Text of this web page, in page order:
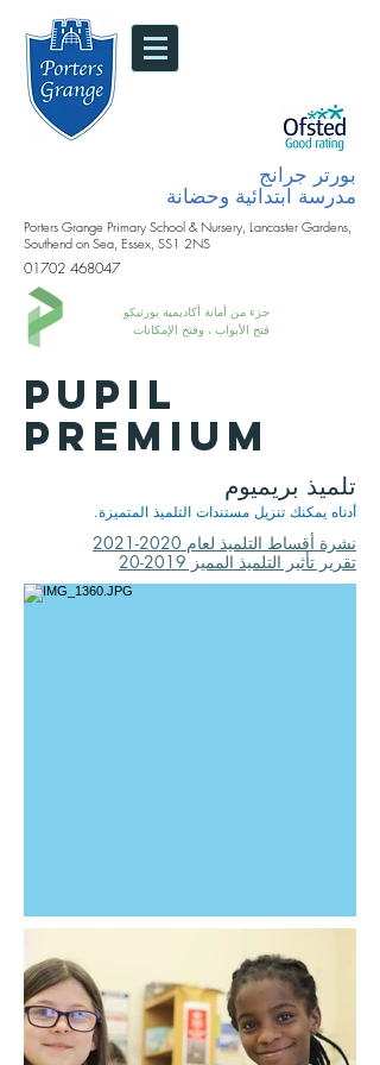
بورتر جرانج
مدرسة ابتدائية وحضانة
Porters Grange Primary School & Nursery, Lancaster Gardens,
Southend on Sea, Essex, SS1 2NS
01702 468047
جزء من أمانة أكاديمية بورتيكو.
فتح الأبواب ، وفتح الإمكانات
Pupil
premium
تلميذ بريميوم
أدناه يمكنك تنزيل مستندات التلميذ المتميزة.
نشرة أقساط التلميذ لعام 2020-2021
تقرير تأثير التلميذ المميز 2019-20